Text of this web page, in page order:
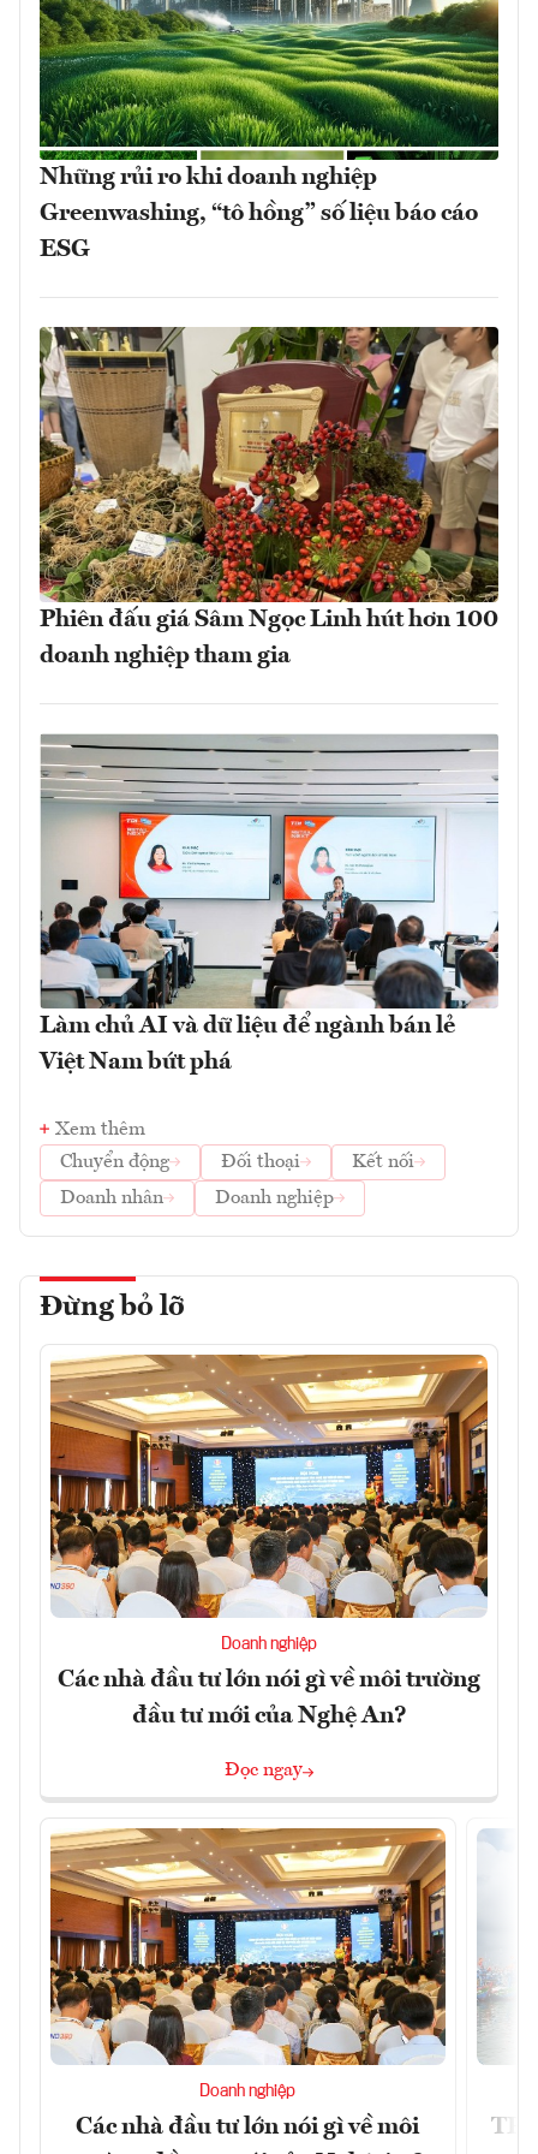
Những rủi ro khi doanh nghiệp
Greenwashing, “tô hồng” số liệu báo cáo
ESG
Phiên đấu giá Sâm Ngọc Linh hút hơn 100
doanh nghiệp tham gia
Làm chủ AI và dữ liệu để ngành bán lẻ
Việt Nam bứt phá
Xem thêm
Chuyển động
Đối thoại
Kết nối
Doanh nhân
Doanh nghiệp
Đừng bỏ lỡ
Doanh nghiệp
Các nhà đầu tư lớn nói gì về môi trường
đầu tư mới của Nghệ An?
Đọc ngay
Doanh nghiệp
Các nhà đầu tư lớn nói gì về môi